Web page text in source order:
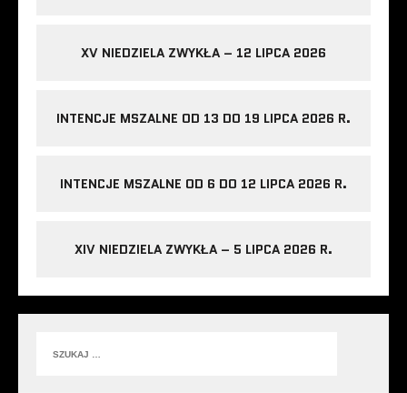
XV NIEDZIELA ZWYKŁA – 12 LIPCA 2026
INTENCJE MSZALNE OD 13 DO 19 LIPCA 2026 R.
INTENCJE MSZALNE OD 6 DO 12 LIPCA 2026 R.
XIV NIEDZIELA ZWYKŁA – 5 LIPCA 2026 R.